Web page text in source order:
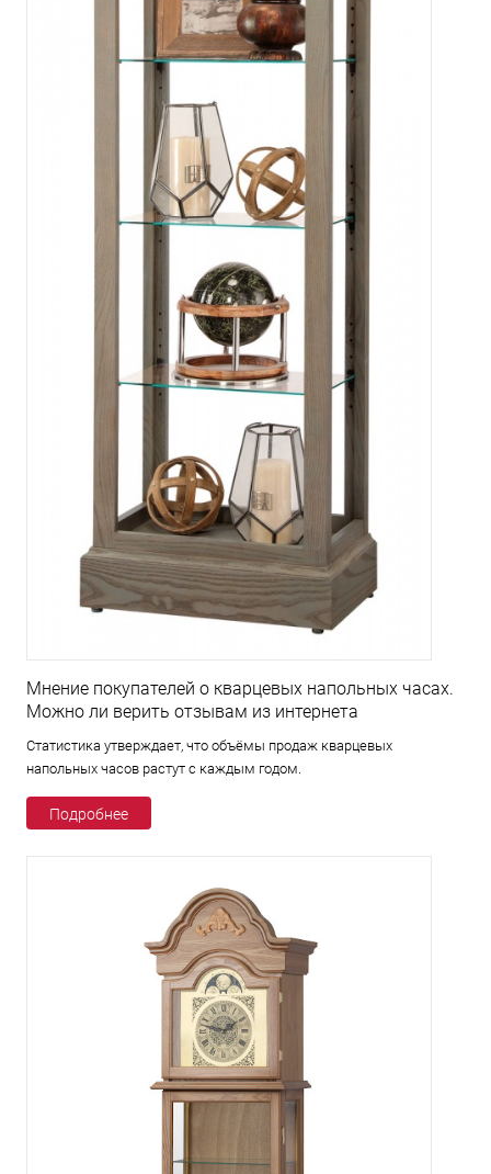
Мнение покупателей о кварцевых напольных часах.
Можно ли верить отзывам из интернета
Статистика утверждает, что объёмы продаж кварцевых
напольных часов растут с каждым годом.
Подробнее